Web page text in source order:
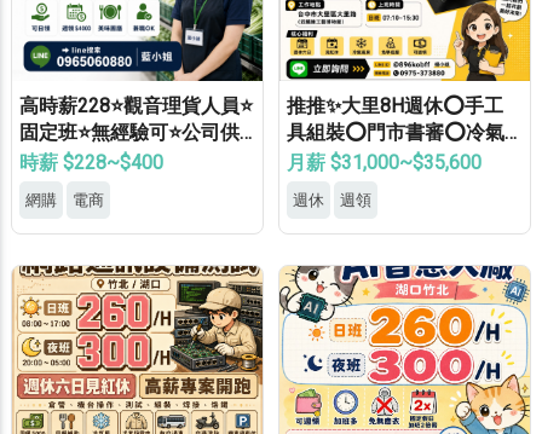
高時薪228⭐觀音理貨人員⭐
固定班⭐無經驗可⭐公司供
餐⭐錄取率高
時薪 $228~$400
網購 電商
推推✨大里8H週休⭕手工
具組裝⭕門市書審⭕冷氣
廠⭕可週領⭕見紅休✅
月薪 $31,000~$35,600
週休 週領